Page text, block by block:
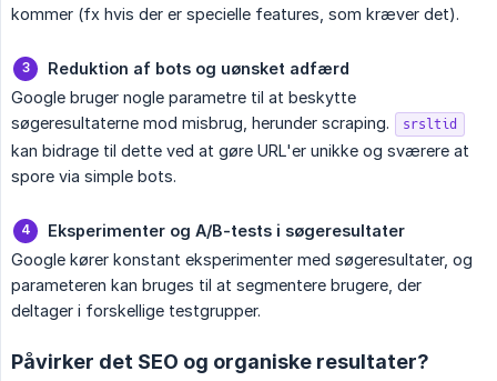
kommer (fx hvis der er specielle features, som kræver det).
Reduktion af bots og uønsket adfærd
Google bruger nogle parametre til at beskytte
søgeresultaterne mod misbrug, herunder scraping.
srsltid
kan bidrage til dette ved at gøre URL'er unikke og sværere at
spore via simple bots.
Eksperimenter og A/B-tests i søgeresultater
Google kører konstant eksperimenter med søgeresultater, og
parameteren kan bruges til at segmentere brugere, der
deltager i forskellige testgrupper.
Påvirker det SEO og organiske resultater?